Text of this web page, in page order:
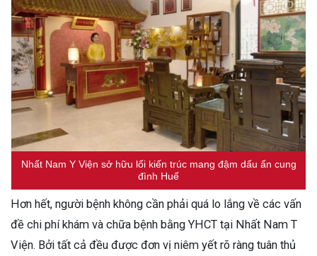
Nhất Nam Y Viện sở hữu lối kiến trúc mang đậm dấu ấn cung
đình Huế
Hơn hết, người bệnh không cần phải quá lo lắng về các vấn
đề chi phí khám và chữa bệnh bằng YHCT tại Nhất Nam T
Viện. Bởi tất cả đều được đơn vị niêm yết rõ ràng tuân thủ